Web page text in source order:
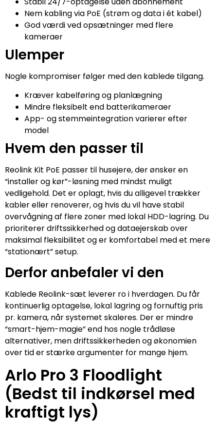
Nem kabling via PoE (strøm og data i ét kabel)
God værdi ved opsætninger med flere
kameraer
Ulemper
Nogle kompromiser følger med den kablede tilgang.
Kræver kabelføring og planlægning
Mindre fleksibelt end batterikameraer
App- og stemmeintegration varierer efter
model
Hvem den passer til
Reolink Kit PoE passer til husejere, der ønsker en
“installer og kør”-løsning med mindst muligt
vedligehold. Det er oplagt, hvis du alligevel trækker
kabler eller renoverer, og hvis du vil have stabil
overvågning af flere zoner med lokal HDD-lagring. Du
prioriterer driftssikkerhed og dataejerskab over
maksimal fleksibilitet og er komfortabel med et mere
“stationært” setup.
Derfor anbefaler vi den
Kablede Reolink-sæt leverer ro i hverdagen. Du får
kontinuerlig optagelse, lokal lagring og fornuftig pris
pr. kamera, når systemet skaleres. Der er mindre
“smart-hjem-magie” end hos nogle trådløse
alternativer, men driftssikkerheden og økonomien
over tid er stærke argumenter for mange hjem.
Arlo Pro 3 Floodlight
(Bedst til indkørsel med
kraftigt lys)